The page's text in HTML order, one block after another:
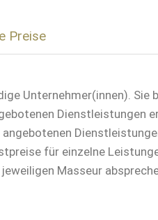
Preise
Unternehmer(innen).
Dienstleistungen
für einzelne
Masseur